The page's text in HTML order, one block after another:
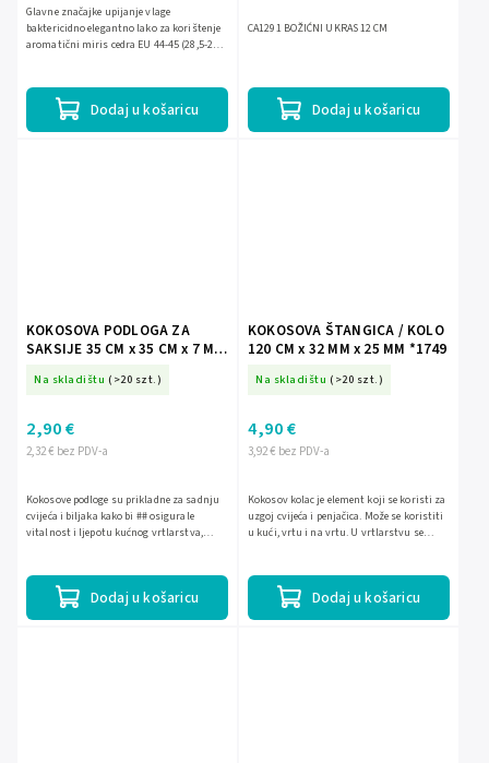
Dodaj u košaricu
Glavne značajke upijanje vlage
baktericidno elegantno lako za korištenje
aromatični miris cedra EU 44-45 (28,5-29,5
Dodaj u košaricu
CA1291 BOŽIĆNI UKRAS 12 CM
KOKOSOVA PODLOGA ZA
SAKSIJE 35 CM x 35 CM x 7 MM
Na skladištu (>20 szt.)
2,32 € bez PDV-a
2,90 €
Dodaj u košaricu
Kokosove podloge su prikladne za sadnju
cvijeća i biljaka kako bi ## osigurale
vitalnost i ljepotu kućnog vrtlarstva,
KOKOSOVA ŠTANGICA / KOLO
120 CM x 32 MM x 25 MM *1749
Na skladištu (>20 szt.)
3,92 € bez PDV-a
4,90 €
Dodaj u košaricu
Kokosov kolac je element koji se koristi za
uzgoj cvijeća i penjačica. Može se koristiti
u kući, vrtu i na vrtu. U vrtlarstvu se